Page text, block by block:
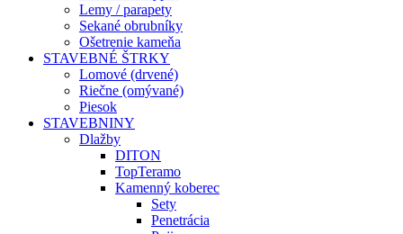
Lemy / parapety
Sekané obrubníky
Ošetrenie kameňa
STAVEBNÉ ŠTRKY
Lomové (drvené)
Riečne (omývané)
Piesok
STAVEBNINY
Dlažby
DITON
TopTeramo
Kamenný koberec
Sety
Penetrácia